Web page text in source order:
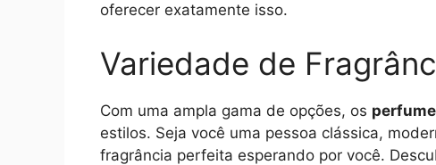
oferecer exatamente isso.
Variedade de
Com uma ampla gama de opções, os
estilos. Seja você uma pessoa clássica,
fragrância perfeita esperando por você.